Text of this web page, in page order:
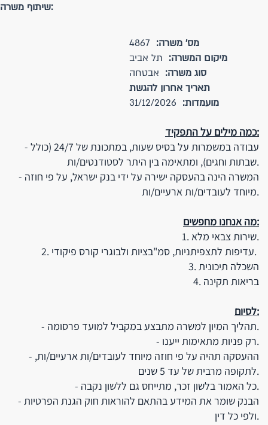
שיתוף משרה:
מס' משרה: 4867
מיקום המשרה: תל אביב
סוג משרה: אבטחה
תאריך אחרון להגשת
מועמדות: 31/12/2026
כמה מילים על התפקיד:
- עבודה במשמרות על בסיס שעות, במתכונת של 24/7 (כולל
שבתות וחגים), ומתאימה בין היתר לסטודנטים/ות.
- המשרה הינה בהעסקה ישירה על ידי בנק ישראל, על פי חוזה
מיוחד לעובדים/ות ארעיים/ות.
מה אנחנו מחפשים:
1. שירות צבאי מלא.
2. עדיפות לתצפיתניות, סמ"בציות ולבוגרי קורס פיקודי.
3. השכלה תיכונית
4. בריאות תקינה
לסיום:
- תהליך המיון למשרה מתבצע במקביל למועד פרסומה.
- רק פניות מתאימות ייענו.
- ההעסקה תהיה על פי חוזה מיוחד לעובדים/ות ארעיים/ות,
לתקופה מרבית של עד 5 שנים.
- כל האמור בלשון זכר, מתייחס גם ללשון נקבה.
- הבנק שומר את המידע בהתאם להוראות חוק הגנת הפרטיות
ולפי כל דין.